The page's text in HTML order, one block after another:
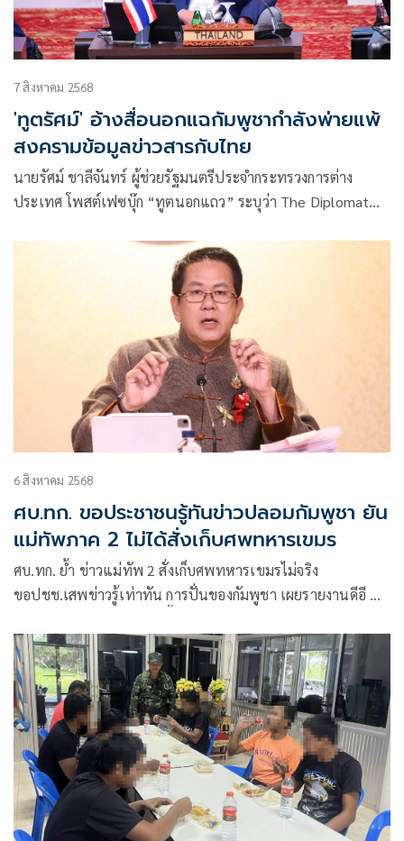
7 สิงหาคม 2568
'ทูตรัศม์' อ้างสื่อนอกแฉกัมพูชากำลังพ่ายแพ้
สงครามข้อมูลข่าวสารกับไทย
นายรัศม์ ชาลีจันทร์ ผู้ช่วยรัฐมนตรีประจำกระทรวงการต่าง
ประเทศ โพสต์เฟซบุ๊ก “ทูตนอกแถว” ระบุว่า The Diplomat
สงครามข้อมูลข่าวสารกับไทย
6 สิงหาคม 2568
ศบ.ทก. ขอประชาชนรู้ทันข่าวปลอมกัมพูชา ยัน
แม่ทัพภาค 2 ไม่ได้สั่งเก็บศพทหารเขมร
ศบ.ทก. ย้ำ ข่าวแม่ทัพ 2 สั่งเก็บศพทหารเขมรไม่จริง
ขอปชช.เสพข่าวรู้เท่าทัน การปั่นของกัมพูชา เผยรายงานดีอี พบ
สอบก่อนแชร์ ระวังแพร่ข่าวเท็จผิด พ.ร.บ.คอมฯ โทษสูงสุด จำคุก
5 ปี หรือปรับไม่เกิน 1 แสน